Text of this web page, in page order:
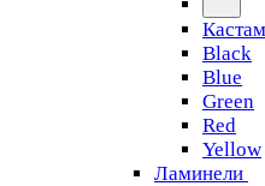
Black
Blue
Green
Red
Yellow
Ламинели